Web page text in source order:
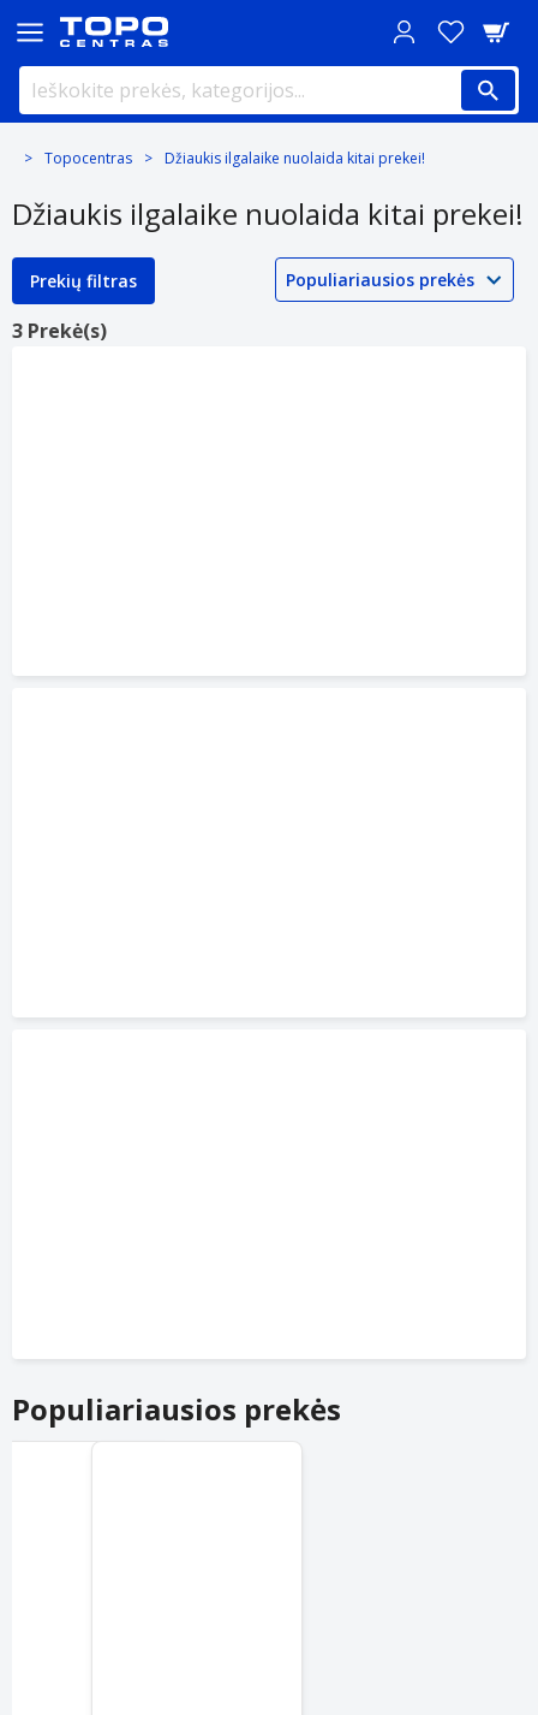
Topocentras Džiaukis ilgalaike nuolaida kitai prekei!
Džiaukis ilgalaike nuolaida kitai prekei!
Prekių filtras
3 Prekė(s)
Populiariausios prekės